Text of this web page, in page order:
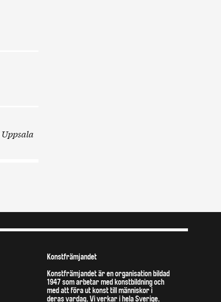
Konstfrämjandet
Konstfrämjandet är en organisation bildad
1947 som arbetar med konstbildning och
med att föra ut konst till människor i
deras vardag. Vi verkar i hela Sverige.